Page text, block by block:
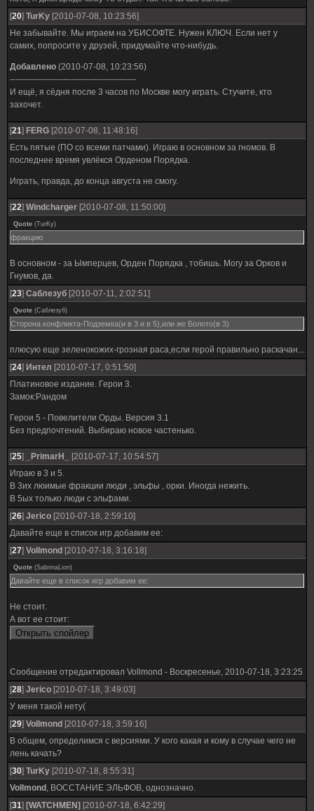
[20] TurKy [2010-07-08, 10:23:56]
Не забывайте. Мы играем на УБИСОФТЕ. Нужен КЛЮЧ. Если нет у
самих, попросите у друзей, придумайте что-нибудь.
Добавлено (2010-07-08, 10:23:56)
---------------------------------------------
И ещё, я сёдня после 3 часов по Москве могу играть. Стучите, кто
захочет.
[21] FERG [2010-07-08, 11:48:16]
Есть пятые (ПО со всеми патчами). Играю в основном за гномов. В
последнее время увлёкся Орденом Порядка.
Играть, правда, до конца августа не смогу.
[22] Windcharger [2010-07-08, 11:50:00]
Quote (TurKy)
фракцию
В основном - за Ымперцев, Орден Порядка , тобишь. Могу за Орков и
Гнумов, да.
[23] Саблезуб [2010-07-11, 2:02:51]
Quote (Саблезуб)
Сторона конфликта-Подземка(и в 3 и в 5),или же Болото(в 3)
плюсую еще зеленокожих-грозная раса,если герой правильно раскачан...
[24] Интел [2010-07-17, 0:51:50]
Платиновое издание. Герои 3.
Замок:Рандом
Герои 5 - Повелители Орды. Версия 3.1
Без предпочтений. Выбираю новое частенько.
[25] _PrimarH_
[2010-07-17, 10:54:57]
Играю в 3 и 5.
В 3их люимые фракции люди , эльфы , орки. Иногда нежить.
В 5ых только люди с эльфами.
[26] Jerico [2010-07-18, 2:59:10]
Давайте еще в список игр добавим ее:
[27] Vollmond [2010-07-18, 3:16:18]
Quote (SabrinaLion)
Давайте еще в список игр добавим ее:
Не стоит.
А вот ее стоит:
Сообщение отредактировал Vollmond - Воскресенье, 2010-07-18, 3:23:25
[28] Jerico [2010-07-18, 3:49:03]
У меня такой нету(
[29] Vollmond [2010-07-18, 3:59:16]
В общем, определимся с версиями. У кого какая и кому в случае чего не
лень качать?
[30] TurKy [2010-07-18, 8:55:31]
Vollmond , ВОССТАНИЕ ЭЛЬФОВ, однозначно.
[31] [WATCHMEN] [2010-07-18, 6:42:29]